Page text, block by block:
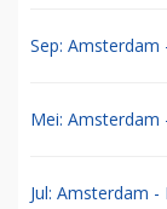
Sep: Amsterdam
Mei: Amsterdam
Jul: Amsterdam -